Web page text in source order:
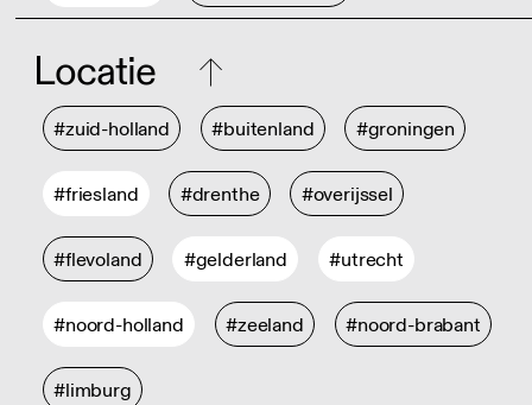
Locatie
#zuid-holland #buitenland #groningen
#friesland #drenthe #overijssel
#flevoland #gelderland #utrecht
#noord-holland #zeeland #noord-brabant
#limburg